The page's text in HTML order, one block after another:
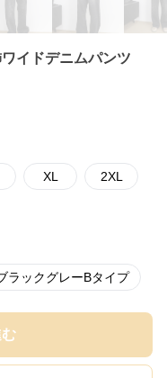
イドデニムパンツ
XL 2XL
ラックグレーBタイプ